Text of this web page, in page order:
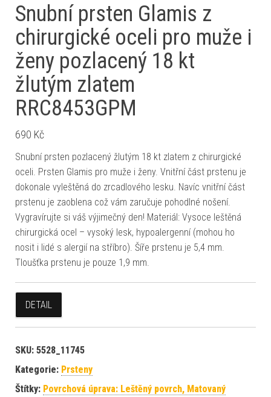
Snubní prsten Glamis z
chirurgické oceli pro muže i
ženy pozlacený 18 kt
žlutým zlatem
RRC8453GPM
690 Kč
Snubní prsten pozlacený žlutým 18 kt zlatem z chirurgické
oceli. Prsten Glamis pro muže i ženy. Vnitřní část prstenu je
dokonale vyleštěná do zrcadlového lesku. Navíc vnitřní část
prstenu je zaoblena což vám zaručuje pohodlné nošení.
Vygravírujte si váš výjimečný den! Materiál: Vysoce leštěná
chirurgická ocel – vysoký lesk, hypoalergenní (mohou ho
nosit i lidé s alergií na stříbro). Šíře prstenu je 5,4 mm.
Tloušťka prstenu je pouze 1,9 mm.
DETAIL
SKU: 5528_11745
Kategorie: Prsteny
Štítky: Povrchová úprava: Leštěný povrch, Matovaný